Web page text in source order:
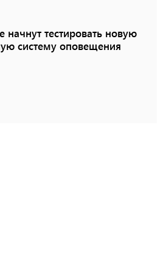
тестировать новую
систему оповещения